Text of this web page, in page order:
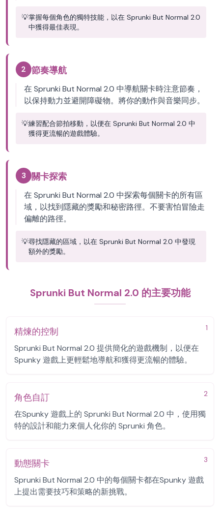
💡掌握每個角色的獨特技能，以在 Sprunki But Normal 2.0
中獲得最佳表現。
2 節奏導航
在 Sprunki But Normal 2.0 中導航關卡時注意節奏，
以保持動力並避開障礙物。將你的動作與音樂同步。
💡練習配合節拍移動，以便在 Sprunki But Normal 2.0 中
獲得更流暢的遊戲體驗。
3 關卡探索
在 Sprunki But Normal 2.0 中探索每個關卡的所有區
域，以找到隱藏的獎勵和秘密路徑。不要害怕冒險走
偏離的路徑。
💡尋找隱藏的區域，以在 Sprunki But Normal 2.0 中發現
額外的獎勵。
Sprunki But Normal 2.0 的主要功能
1
精煉的控制
Sprunki But Normal 2.0 提供簡化的遊戲機制，以便在
Spunky 遊戲上更輕鬆地導航和獲得更流暢的體驗。
2
角色自訂
在Spunky 遊戲上的 Sprunki But Normal 2.0 中，使用獨
特的設計和能力來個人化你的 Sprunki 角色。
3
動態關卡
Sprunki But Normal 2.0 中的每個關卡都在Spunky 遊戲
上提出需要技巧和策略的新挑戰。